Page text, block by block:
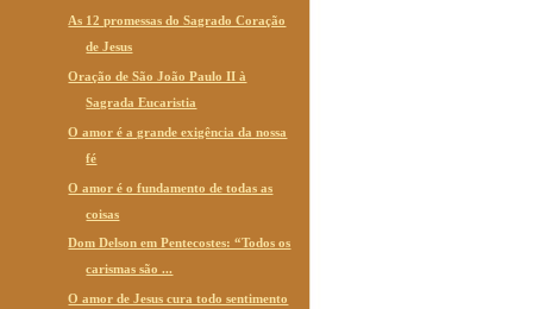
As 12 promessas do Sagrado Coração
de Jesus
Oração de São João Paulo II à
Sagrada Eucaristia
O amor é a grande exigência da nossa
fé
O amor é o fundamento de todas as
coisas
Dom Delson em Pentecostes: “Todos os
carismas são ...
O amor de Jesus cura todo sentimento